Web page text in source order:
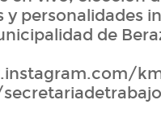
y personalidades
de